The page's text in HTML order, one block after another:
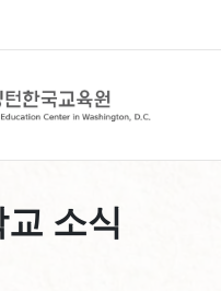
소식